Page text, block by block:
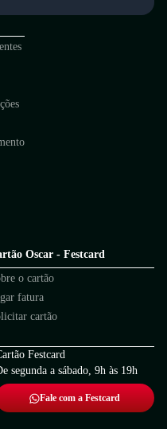
Oscar - Festcard
o cartão
fatura
cartão
Festcard
segunda a sábado, 9h às 19h
Fale com a Festcard